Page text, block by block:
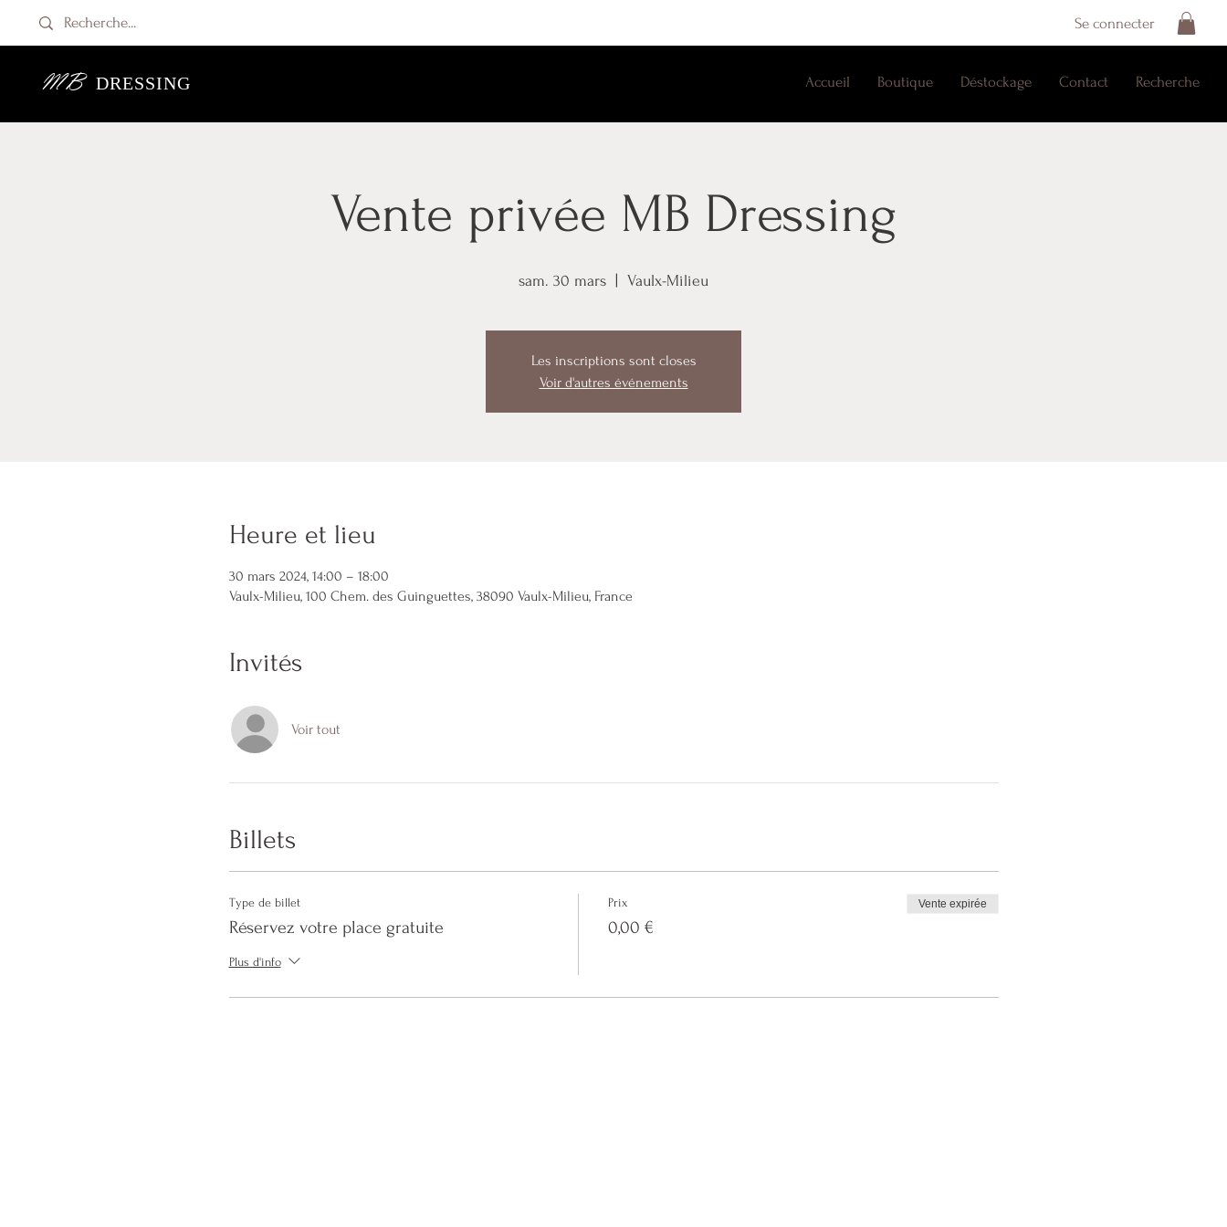
Se connecter
MBDRESSING Accueil Boutique Déstockage Contact Recherche
Vente privée MB Dressing
sam. 30 mars Vaulx-Milieu
Les inscriptions sont closes
Voir d'autres événements
Heure et lieu
30 mars 2024, 14:00 – 18:00
Vaulx-Milieu, 100 Chem. des Guinguettes, 38090 Vaulx-Milieu, France
Invités
Voir tout
Billets
Type de billet
Réservez votre place gratuite
Plus d'info
Prix
0,00 €
Vente expirée